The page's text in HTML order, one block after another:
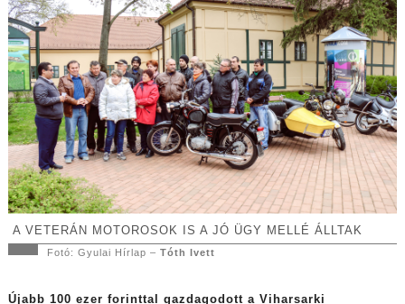
A VETERÁN MOTOROSOK IS A JÓ ÜGY MELLÉ ÁLLTAK
Fotó: Gyulai Hírlap – Tóth Ivett
Újabb 100 ezer forinttal gazdagodott a Viharsarki